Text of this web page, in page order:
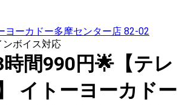
ヨーカドー多摩センター店 82-02
ンボイス対応
間990円🌟【テレ
イトーヨーカドー